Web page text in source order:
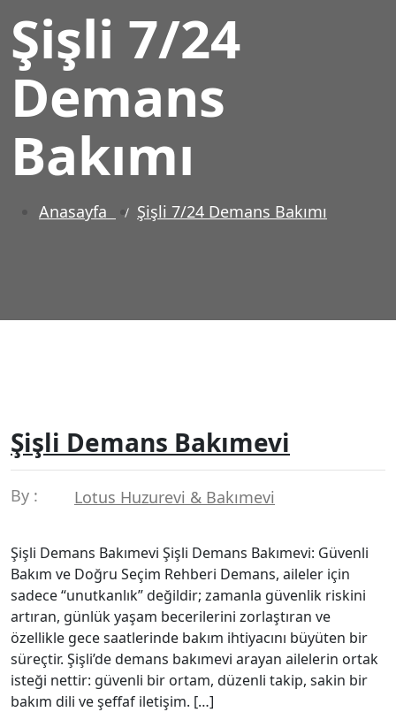
Şişli 7/24
Demans
Bakımı
Anasayfa Şişli 7/24 Demans Bakımı
Şişli Demans Bakımevi
By : Lotus Huzurevi & Bakımevi
Şişli Demans Bakımevi Şişli Demans Bakımevi: Güvenli
Bakım ve Doğru Seçim Rehberi Demans, aileler için
sadece “unutkanlık” değildir; zamanla güvenlik riskini
artıran, günlük yaşam becerilerini zorlaştıran ve
özellikle gece saatlerinde bakım ihtiyacını büyüten bir
süreçtir. Şişli’de demans bakımevi arayan ailelerin ortak
isteği nettir: güvenli bir ortam, düzenli takip, sakin bir
bakım dili ve şeffaf iletişim. […]